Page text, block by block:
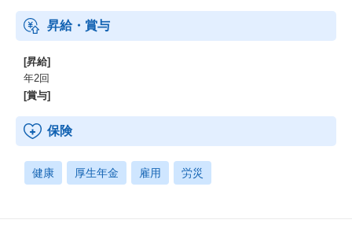
昇給・賞与
[昇給]
年2回
[賞与]
保険
健康 厚生年金 雇用 労災